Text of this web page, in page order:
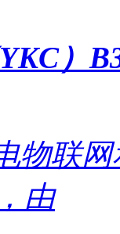
）
物联
由